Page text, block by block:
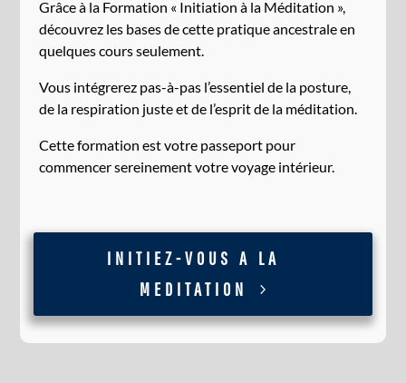
Grâce à la Formation « Initiation à la Méditation »,
découvrez les bases de cette pratique ancestrale en
quelques cours seulement.
Vous intégrerez pas-à-pas l’essentiel de la posture,
de la respiration juste et de l’esprit de la méditation.
Cette formation est votre passeport pour
commencer sereinement votre voyage intérieur.
INITIEZ-VOUS A LA
MEDITATION